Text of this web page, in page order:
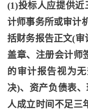
(1)投标人应提供近
计师事务所或审计
括财务报告正文(
盖章、注册会计师
的审计报告视为
决)、资产负债表
人成立时间不足三